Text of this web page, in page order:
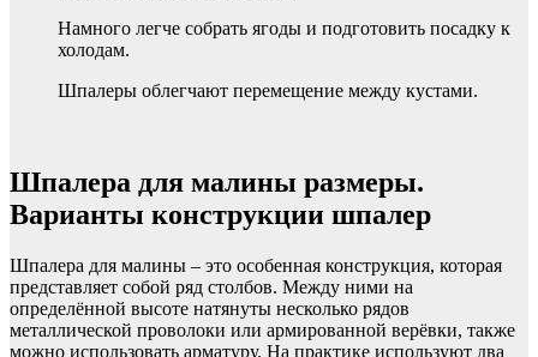
Намного легче собрать ягоды и подготовить посадку к
холодам.
Шпалеры облегчают перемещение между кустами.
Шпалера для малины размеры.
Варианты конструкции шпалер
Шпалера для малины – это особенная конструкция, которая
представляет собой ряд столбов. Между ними на
определённой высоте натянуты несколько рядов
металлической проволоки или армированной верёвки, также
можно использовать арматуру. На практике используют два